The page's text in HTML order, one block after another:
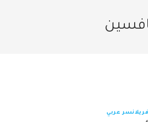
فريلانسر عربي